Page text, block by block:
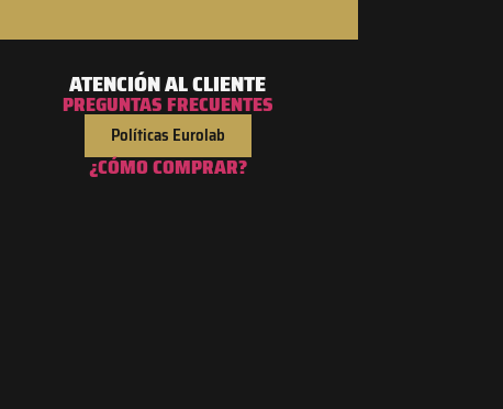
ATENCIÓN AL CLIENTE
PREGUNTAS FRECUENTES
Políticas Eurolab
¿CÓMO COMPRAR?